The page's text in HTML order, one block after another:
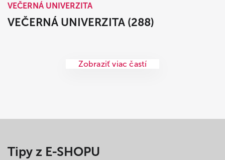
VEČERNÁ UNIVERZITA
VEČERNÁ UNIVERZITA (288)
Zobraziť viac častí
Tipy z E-SHOPU